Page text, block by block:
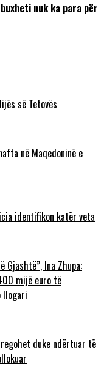
nuk ka para për
së Tetovës
në Maqedoninë e
identifikon katër veta
Gjashtë”, Ina Zhupa:
mijë euro të
llogari
duke ndërtuar të